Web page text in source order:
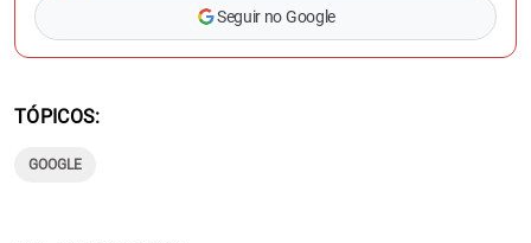
Seguir no Google
TÓPICOS
GOOGLE